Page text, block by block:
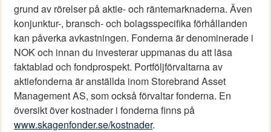
grund av rörelser på aktie- och räntemarknaderna. Även
konjunktur-, bransch- och bolagsspecifika förhållanden
kan påverka avkastningen. Fonderna är denominerade i
NOK och innan du investerar uppmanas du att läsa
faktablad och fondprospekt. Portföljförvaltarna av
aktiefonderna är anställda inom Storebrand Asset
Management AS, som också förvaltar fonderna. En
översikt över kostnader i fonderna finns på
www.skagenfonder.se/kostnader.